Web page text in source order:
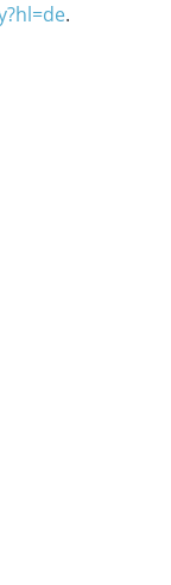
.